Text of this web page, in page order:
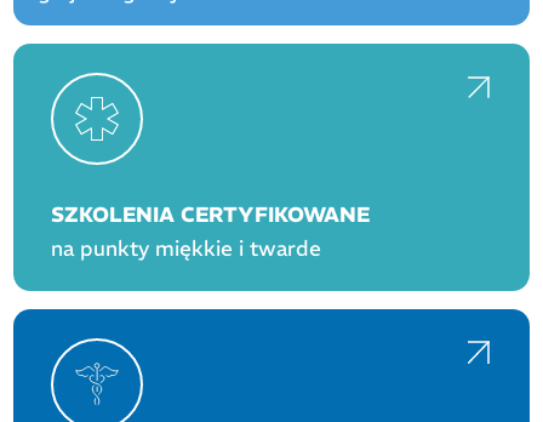
SZKOLENIA CERTYFIKOWANE
na punkty miękkie i twarde